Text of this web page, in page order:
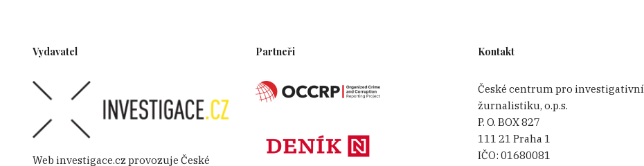
Vydavatel
Web investigace.cz provozuje České
Partneři Kontakt
České centrum pro investigativní
žurnalistiku, o.p.s.
P. O. BOX 827
111 21 Praha 1
IČO: 01680081